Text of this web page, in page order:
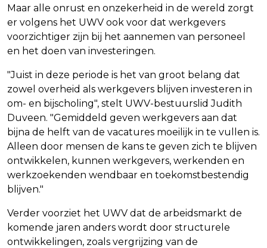
Maar alle onrust en onzekerheid in de wereld zorgt
er volgens het UWV ook voor dat werkgevers
voorzichtiger zijn bij het aannemen van personeel
en het doen van investeringen.
"Juist in deze periode is het van groot belang dat
zowel overheid als werkgevers blijven investeren in
om- en bijscholing", stelt UWV-bestuurslid Judith
Duveen. "Gemiddeld geven werkgevers aan dat
bijna de helft van de vacatures moeilijk in te vullen is.
Alleen door mensen de kans te geven zich te blijven
ontwikkelen, kunnen werkgevers, werkenden en
werkzoekenden wendbaar en toekomstbestendig
blijven."
Verder voorziet het UWV dat de arbeidsmarkt de
komende jaren anders wordt door structurele
ontwikkelingen, zoals vergrijzing van de